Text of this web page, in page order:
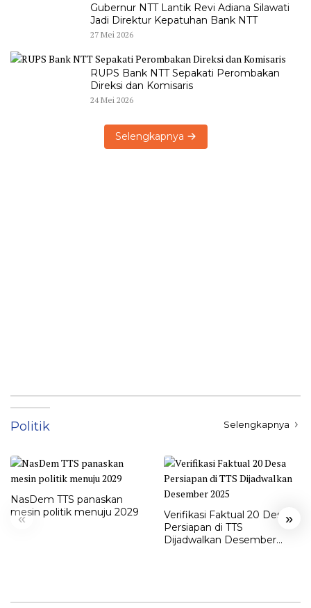
Gubernur NTT Lantik Revi Adiana Silawati
Jadi Direktur Kepatuhan Bank NTT
27 Mei 2026
RUPS Bank NTT Sepakati Perombakan
Direksi dan Komisaris
24 Mei 2026
Selengkapnya
Politik Selengkapnya
« »
NasDem TTS panaskan
mesin politik menuju 2029
Verifikasi Faktual 20 Desa
Persiapan di TTS
Dijadwalkan Desember